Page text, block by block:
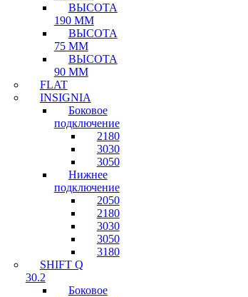
ВЫСОТА
190 ММ
ВЫСОТА
75 ММ
ВЫСОТА
90 ММ
FLAT
INSIGNIA
Боковое
подключение
2180
3030
3050
Нижнее
подключение
2050
2180
3030
3050
3180
SHIFT Q
30.2
Боковое